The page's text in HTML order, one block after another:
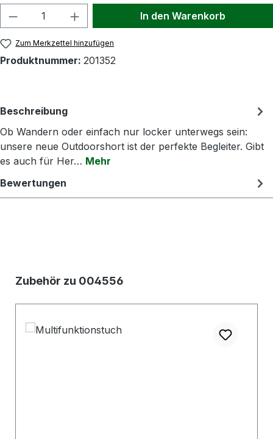
Produkt Anzahl: Gib den gewünschten
In den Warenkorb
Zum Merkzettel hinzufügen
Produktnummer: 201352
Beschreibung
Ob Wandern oder einfach nur locker unterwegs sein:
unsere neue Outdoorshort ist der perfekte Begleiter. Gibt
es auch für Her… Mehr
Bewertungen
Produktgalerie überspringen
Zubehör zu 004556